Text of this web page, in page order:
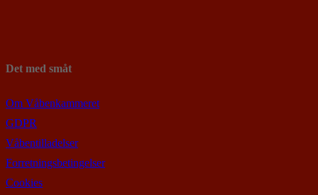
Det med småt
Om Våbenkammeret
GDPR
Våbentilladelser
Forretningsbetingelser
Cookies